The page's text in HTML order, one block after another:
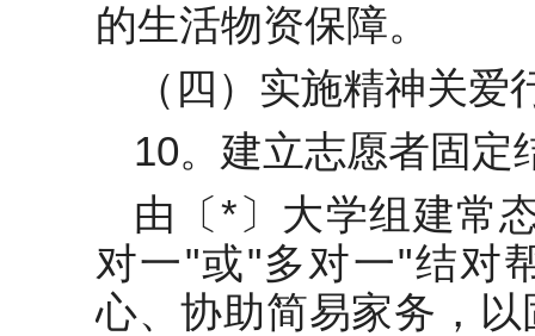
的生活物资保障。
（四）实施精神关爱
10。建立志愿者固定
由〔*〕大学组建常
对一"或"多对一"结对
心、协助简易家务，